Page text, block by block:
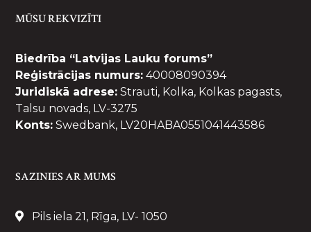
MŪSU REKVIZĪTI
Biedrība “Latvijas Lauku forums”
Reģistrācijas numurs: 40008090394
Juridiskā adrese: Strauti, Kolka, Kolkas pagasts,
Talsu novads, LV-3275
Konts: Swedbank, LV20HABA0551041443586
SAZINIES AR MUMS
Pils iela 21, Rīga, LV- 1050